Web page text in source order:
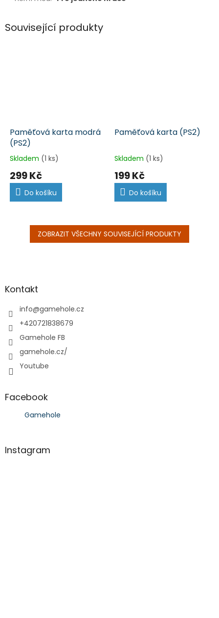
Související produkty
Paměťová karta modrá
(PS2)
Skladem (1 ks)
299 Kč
Do košíku
Paměťová karta (PS2)
Skladem (1 ks)
199 Kč
Do košíku
ZOBRAZIT VŠECHNY SOUVISEJÍCÍ PRODUKTY
aKontakt
info@gamehole.cz
+420721838679
Gamehole FB
gamehole.cz/
Youtube
Facebook
Gamehole
Instagram